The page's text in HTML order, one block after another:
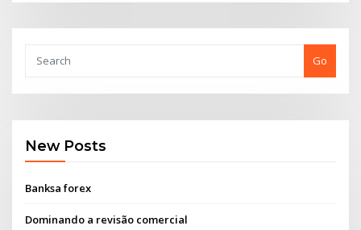
Go
New Posts
Banksa forex
Dominando a revisão comercial